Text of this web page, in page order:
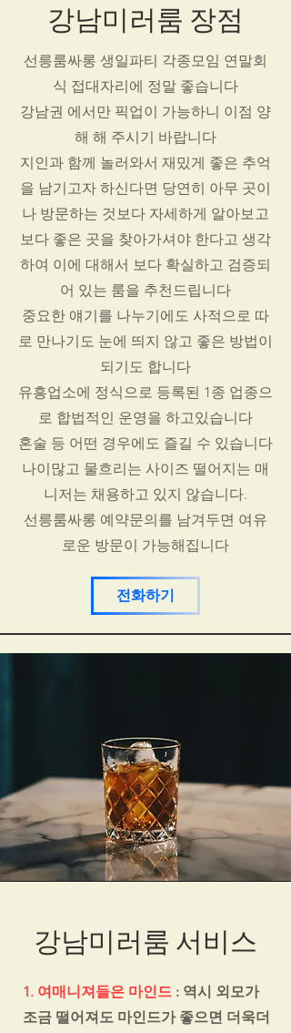
강남미러룸 장점
선릉룸싸롱 생일파티 각종모임 연말회
식 접대자리에 정말 좋습니다
강남권 에서만 픽업이 가능하니 이점 양
해 해 주시기 바랍니다
지인과 함께 놀러와서 재밌게 좋은 추억
을 남기고자 하신다면 당연히 아무 곳이
나 방문하는 것보다 자세하게 알아보고
보다 좋은 곳을 찾아가셔야 한다고 생각
하여 이에 대해서 보다 확실하고 검증되
어 있는 룸을 추천드립니다
중요한 얘기를 나누기에도 사적으로 따
로 만나기도 눈에 띄지 않고 좋은 방법이
되기도 합니다
유흥업소에 정식으로 등록된 1종 업종으
로 합법적인 운영을 하고있습니다
혼술 등 어떤 경우에도 즐길 수 있습니다
나이많고 물흐리는 사이즈 떨어지는 매
니저는 채용하고 있지 않습니다.
선릉룸싸롱 예약문의를 남겨두면 여유
로운 방문이 가능해집니다
전화하기
강남미러룸 서비스
1. 여매니져들은 마인드 : 역시 외모가
조금 떨어져도 마인드가 좋으면 더욱더